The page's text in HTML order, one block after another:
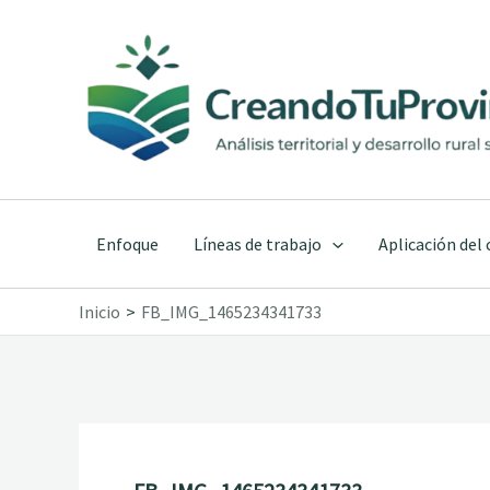
contenido
Enfoque Líneas de trabajo Aplicación del
Inicio FB_IMG_1465234341733